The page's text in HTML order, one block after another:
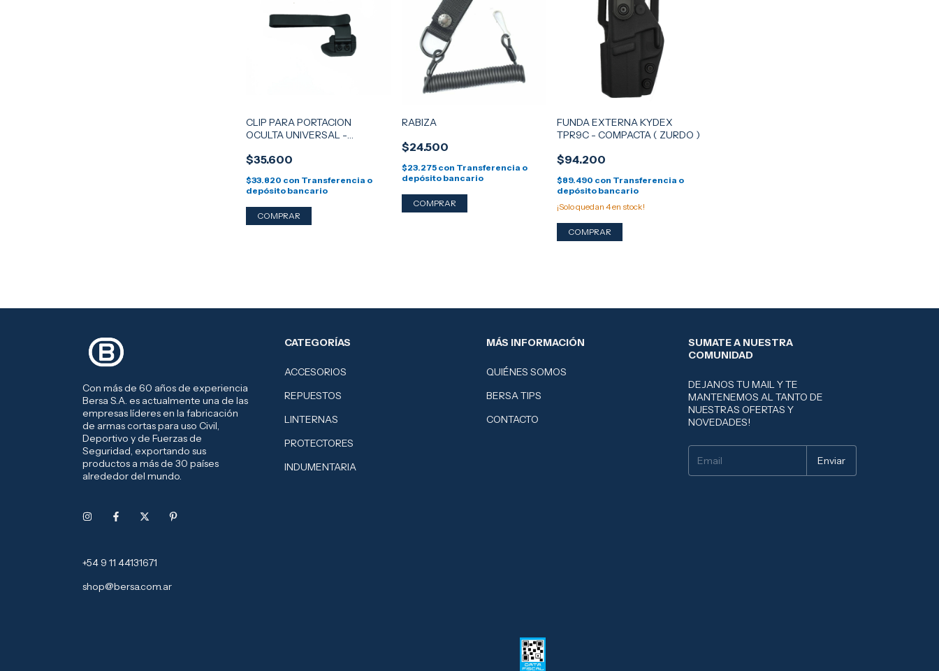
CLIP PARA PORTACION
OCULTA UNIVERSAL -
$35.600
$33.820 con Transferencia o
depósito bancario
RABIZA
$24.500
$23.275 con Transferencia o
depósito bancario
FUNDA EXTERNA KYDEX
TPR9C - COMPACTA ( ZURDO )
$94.200
$89.490 con Transferencia o
depósito bancario
¡Solo quedan4en stock!
Con más de 60 años de experiencia
Bersa S.A. es actualmente una de las
empresas líderes en la fabricación
de armas cortas para uso Civil,
Deportivo y de Fuerzas de
Seguridad, exportando sus
productos a más de 30 países
alrededor del mundo.
+54 9 11 44131671
shop@bersa.com.ar
CATEGORÍAS
ACCESORIOS
REPUESTOS
LINTERNAS
PROTECTORES
INDUMENTARIA
MÁS INFORMACIÓN
QUIÉNES SOMOS
BERSA TIPS
CONTACTO
SUMATE A NUESTRA
COMUNIDAD
DEJANOS TU MAIL Y TE
MANTENEMOS AL TANTO DE
NUESTRAS OFERTAS Y
NOVEDADES!